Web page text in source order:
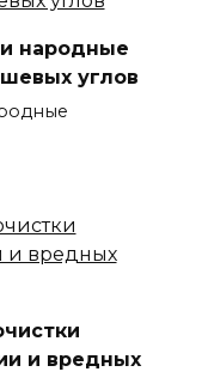
народные
углов
и вредных